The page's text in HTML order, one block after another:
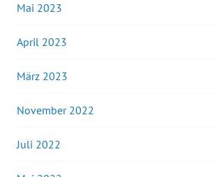
Mai 2023
April 2023
März 2023
November 2022
Juli 2022